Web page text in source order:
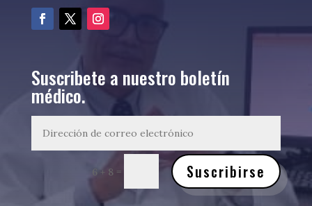
Suscribete a nuestro boletín
médico.
6 + 8 = Suscribirse